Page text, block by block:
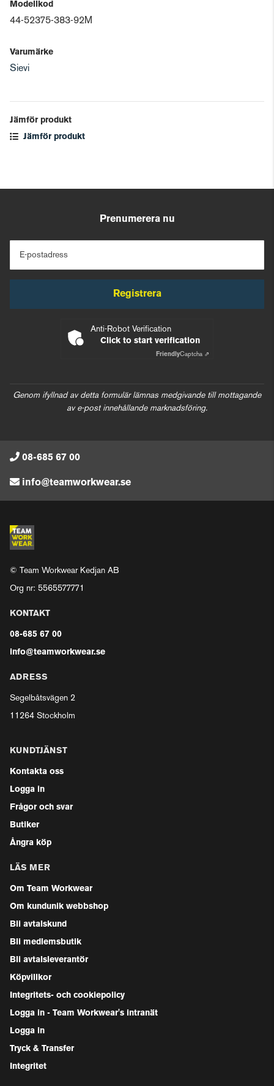
Modellkod
44-52375-383-92M
Varumärke
Sievi
Jämför produkt
Jämför produkt
Prenumerera nu
E-postadress
Registrera
Anti-Robot Verification
Click to start verification
FriendlyCaptcha ⇗
Genom ifyllnad av detta formulär lämnas medgivande till mottagande
av e-post innehållande marknadsföring.
08-685 67 00
info@teamworkwear.se
© Team Workwear Kedjan AB
Org nr: 5565577771
KONTAKT
08-685 67 00
info@teamworkwear.se
ADRESS
Segelbåtsvägen 2
11264 Stockholm
KUNDTJÄNST
Kontakta oss
Logga in
Frågor och svar
Butiker
Ångra köp
LÄS MER
Om Team Workwear
Om kundunik webbshop
Bli avtalskund
Bli medlemsbutik
Bli avtalsleverantör
Köpvillkor
Integritets- och cookiepolicy
Logga in - Team Workwear's intranät
Logga in
Tryck & Transfer
Integritet